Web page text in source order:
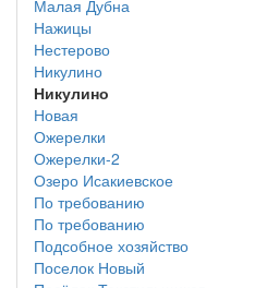
Малая Дубна
Нажицы
Нестерово
Никулино
Никулино
Новая
Ожерелки
Ожерелки-2
Озеро Исакиевское
По требованию
По требованию
Подсобное хозяйство
Поселок Новый